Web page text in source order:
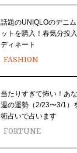
話題のUNIQLOのデニ
ットを購入！春気分投
ディネート
FASHION
当たりすぎて怖い！あ
週の運勢（2/23〜3/1）
術占いで占います
FORTUNE